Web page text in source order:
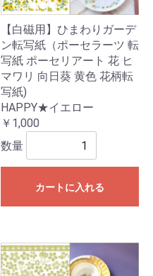
【白磁用】ひまわりガーデ
ン転写紙（ポーセラーツ 転
写紙 ポーセリアート 花 ヒ
マワリ 向日葵 黄色 花柄転
写紙)
HAPPY★イエロー
￥1,000
数量
カートに入れる